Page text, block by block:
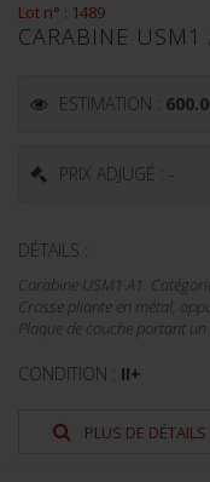
Lot n° : 1489
CARABINE USM1
ESTIMATION :
PRIX ADJUGÉ : -
DÉTAILS :
Carabine USM1 A1.
Crosse pliante en métal,
Plaque de couche portant un
CONDITION : II+
PLUS DE DÉTAILS